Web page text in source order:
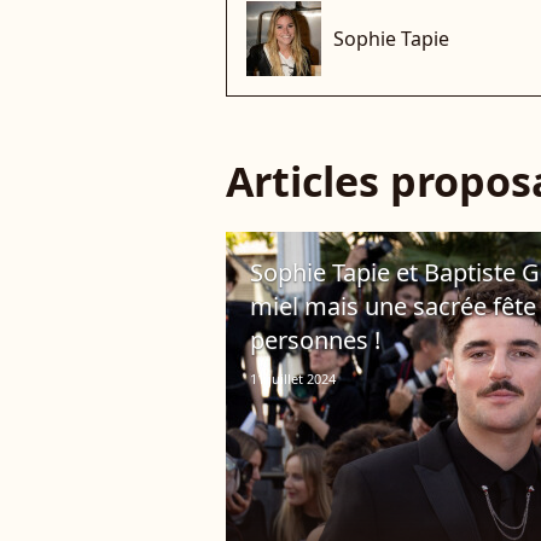
Sophie Tapie
Articles
Sophie Tapie et Baptiste
miel mais une sacrée
personnes !
11 juillet 2024